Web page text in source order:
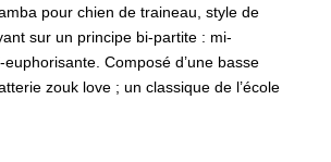
pour chien de traineau, style de
sur un principe bi-partite : mi-
Composé d’une basse
zouk love ; un classique de l’école